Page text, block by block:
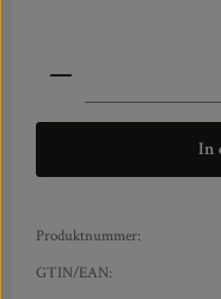
Produkt Anzahl:
In
Produktnummer:
GTIN/EAN: